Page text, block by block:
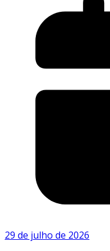
29 de julho de 2026